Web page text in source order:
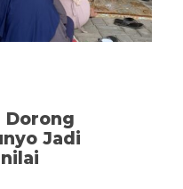
Dorong
Jadi